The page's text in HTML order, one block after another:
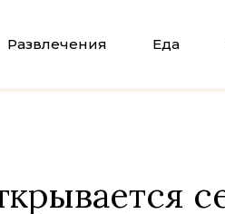
Развлечения Еда